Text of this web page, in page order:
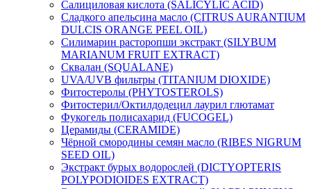
Салициловая кислота (SALICYLIC ACID)
Сладкого апельсина масло (CITRUS AURANTIUM
DULCIS ORANGE PEEL OIL)
Силимарин расторопши экстракт (SILYBUM
MARIANUM FRUIT EXTRACT)
Сквалан (SQUALANE)
UVA/UVB фильтры (TITANIUM DIOXIDE)
Фитостеролы (PHYTOSTEROLS)
Фитостерил/Октилдодецил лаурил глютамат
Фукогель полисахарид (FUCOGEL)
Церамиды (CERAMIDE)
Чёрной смородины семян масло (RIBES NIGRUM
SEED OIL)
Экстракт бурых водорослей (DICTYOPTERIS
POLYPODIOIDES EXTRACT)